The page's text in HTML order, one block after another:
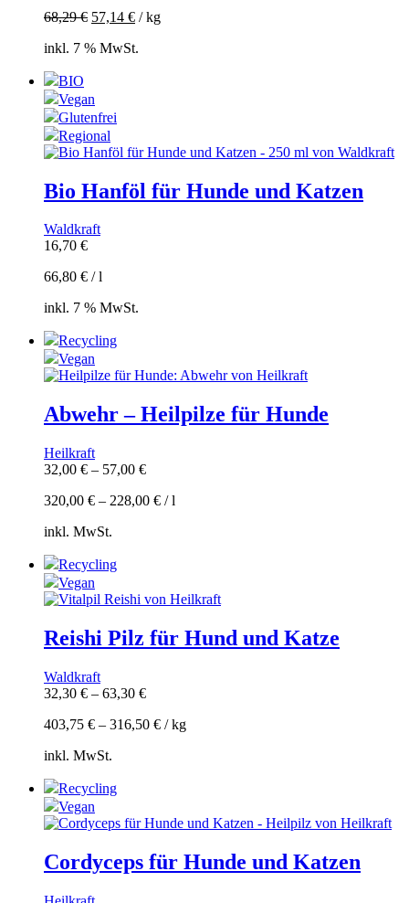
68,29€ 57,14 € /kg
inkl. 7 % MwSt.
BIO
Vegan
Glutenfrei
Regional
Bio Hanföl für Hunde und Katzen
Waldkraft
16,70 €
66,80 € /l
inkl. 7 % MwSt.
Recycling
Vegan
Abwehr – Heilpilze für Hunde
Heilkraft
32,00 € – 57,00 €
320,00 € – 228,00 € /l
inkl. MwSt.
Recycling
Vegan
Reishi Pilz für Hund und Katze
Waldkraft
32,30 € – 63,30 €
403,75 € – 316,50 € /kg
inkl. MwSt.
Recycling
Vegan
Cordyceps für Hunde und Katzen